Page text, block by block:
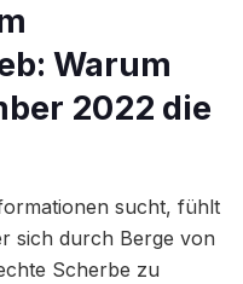
Warum
2022 die
sucht, fühlt
sich durch Berge von
Scherbe zu